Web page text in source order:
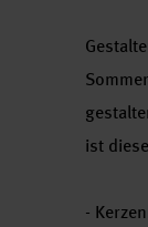
ist
-